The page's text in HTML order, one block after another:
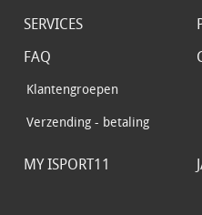
SERVICES
FAQ
Klantengroepen
Verzending - betaling
MY ISPORT11